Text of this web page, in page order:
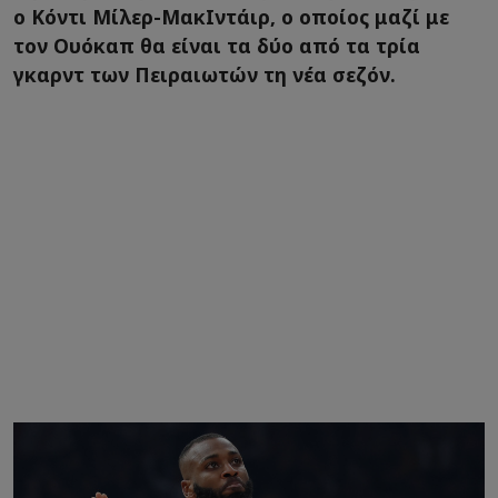
ο Κόντι Μίλερ-ΜακΙντάιρ, ο οποίος μαζί με
τον Ουόκαπ θα είναι τα δύο από τα τρία
γκαρντ των Πειραιωτών τη νέα σεζόν.